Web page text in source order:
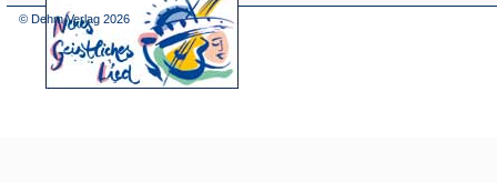
© Dehm Verlag 2026